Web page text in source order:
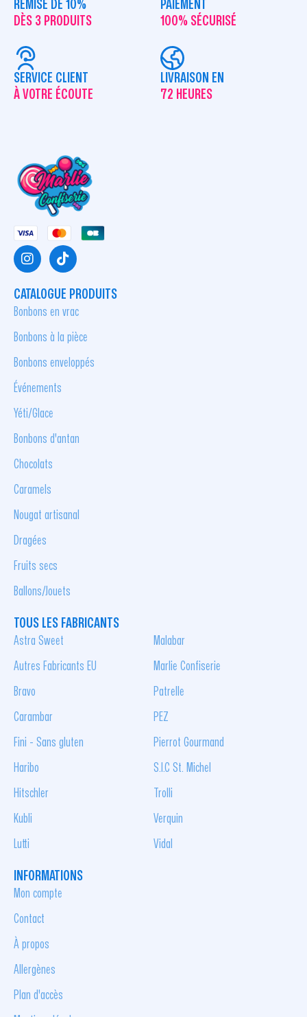
REMISE DE 10%
DÈS 3 PRODUITS
PAIEMENT
100% SÉCURISÉ
SERVICE CLIENT
À VOTRE ÉCOUTE
LIVRAISON EN
72 HEURES
CATALOGUE PRODUITS
Bonbons en vrac
Bonbons à la pièce
Bonbons enveloppés
Événements
Yéti/Glace
Bonbons d'antan
Chocolats
Caramels
Nougat artisanal
Dragées
Fruits secs
Ballons/Jouets
TOUS LES FABRICANTS
Astra Sweet
Autres Fabricants EU
Bravo
Carambar
Fini - Sans gluten
Haribo
Hitschler
Kubli
Lutti
Malabar
Marlie Confiserie
Patrelle
PEZ
Pierrot Gourmand
S.I.C St. Michel
Trolli
Verquin
Vidal
INFORMATIONS
Mon compte
Contact
À propos
Allergènes
Plan d'accès